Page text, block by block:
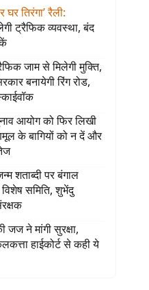
तिरंगा’ रैली:
ट्रैफिक व्यवस्था, बंद
जाम से मिलेगी मुक्ति,
बनायेगी रिंग रोड,
आयोग को फिर लिखी
के बागियों को न दें और
शताब्दी पर बंगाल
समिति, शुभेंदु
जज ने मांगी सुरक्षा,
हाईकोर्ट से कही ये